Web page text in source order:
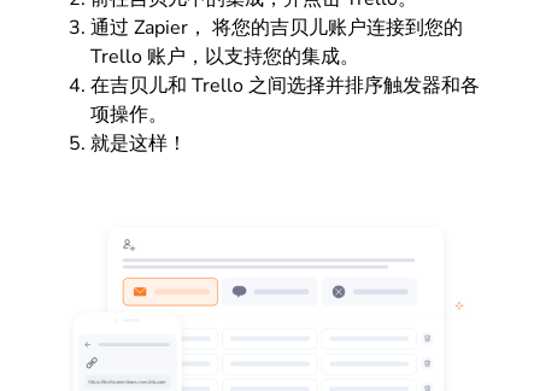
通过 Zapier， 将您的吉贝儿账户连接到您的
Trello 账户，以支持您的集成。
在吉贝儿和 Trello 之间选择并排序触发器和各
项操作。
就是这样！